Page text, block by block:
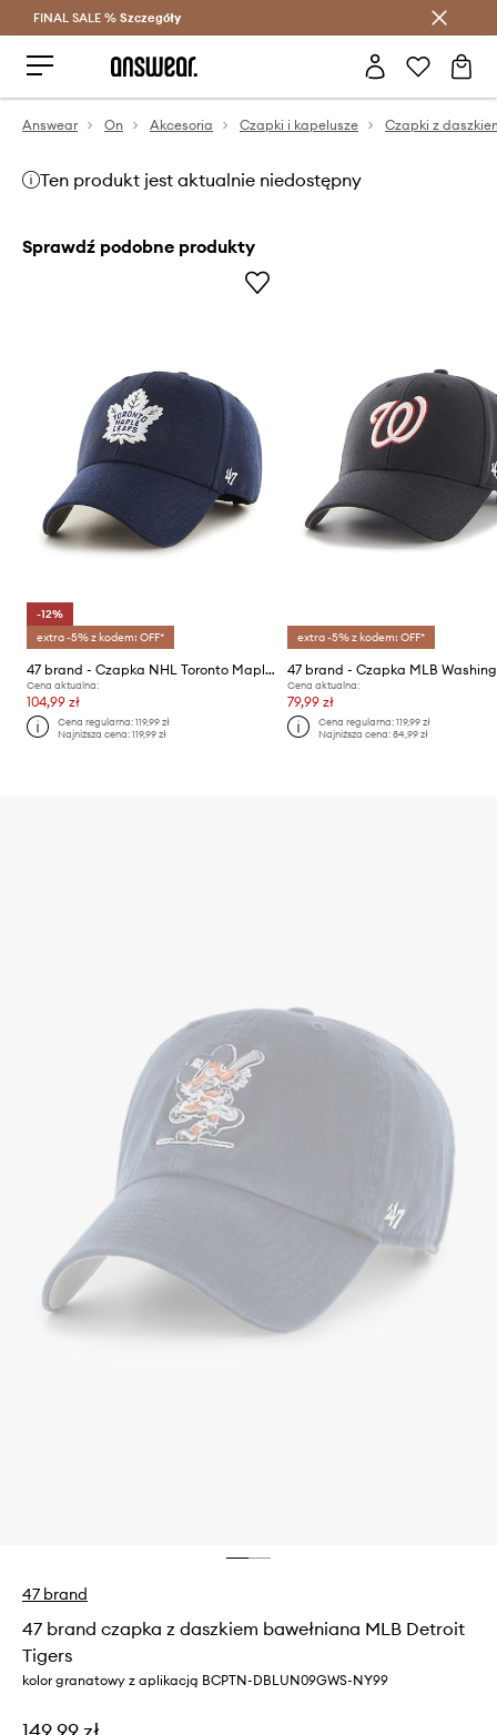
Oszczędzaj z Answear Club >
FINAL SALE % Szczegóły
Answear On Akcesoria Czapki i kapelusze Czapki z
Ten produkt jest aktualnie niedostępny
Sprawdź podobne produkty
-12%
extra -5% z kodem: OFF*
47 brand - Czapka NHL Toronto Maple Leafs
Cena aktualna:
104,99 zł
Cena regularna:119,99 zł
Najniższa cena:119,99 zł
extra -5% z kodem: OFF*
Cena aktualna:
79,99 zł
Cena regularna: 119,99 zł
Najniższa cena: 84,99 zł
47 brand
47 brand czapka z daszkiem bawełniana MLB Detroit
Tigers
kolor granatowy z aplikacją BCPTN-DBLUN09GWS-NY99